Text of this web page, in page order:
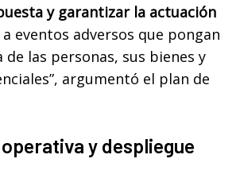
y garantizar la actuación
eventos adversos que pongan
de las personas, sus bienes y
argumentó el plan de
y despliegue